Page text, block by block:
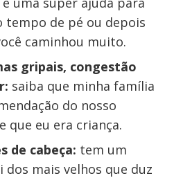
tempo de pé ou depois
caminhou muito.
gripais, congestão
saiba que minha família
do nosso
que eu era criança.
de cabeça: tem um
dos mais velhos que duz